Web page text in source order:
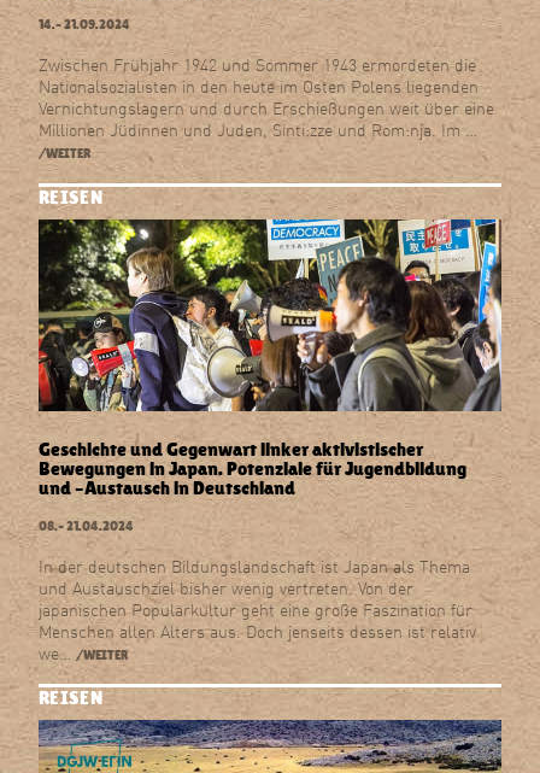
14.–21.09.2024
Zwischen Frühjahr 1942 und Sommer 1943 ermordeten die
Nationalsozialisten in den heute im Osten Polens liegenden
Vernichtungslagern und durch Erschießungen weit über eine
Millionen Jüdinnen und Juden, Sinti:zze und Rom:nja. Im …
/WEITER
REISEN
Geschichte und Gegenwart linker aktivistischer
Bewegungen in Japan. Potenziale für Jugendbildung
und –Austausch in Deutschland
08.–21.04.2024
In der deutschen Bildungslandschaft ist Japan als Thema
und Austauschziel bisher wenig vertreten. Von der
japanischen Populärkultur geht eine große Faszination für
Menschen allen Alters aus. Doch jenseits dessen ist relativ
we…
/WEITER
REISEN